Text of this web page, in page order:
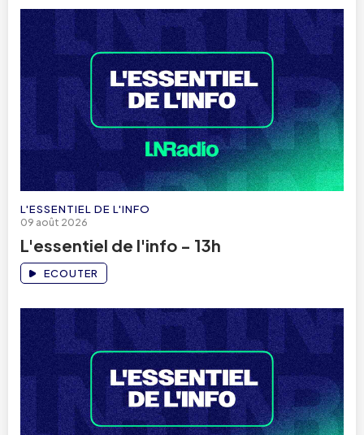
L'ESSENTIEL DE L'INFO
09 août 2026
L'essentiel de l'info - 13h
ECOUTER